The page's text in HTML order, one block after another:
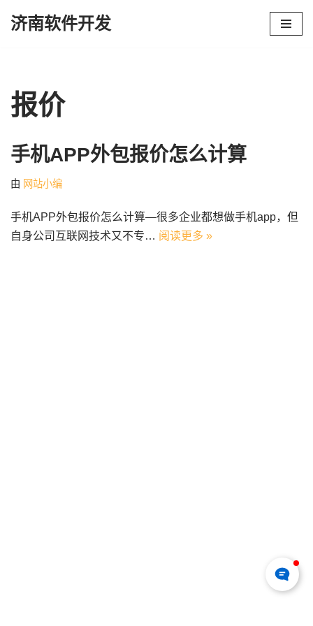
文
济南软件开发
报价
手机APP外包报价怎么计算
由 网站小编
手机APP外包报价怎么计算—很多企业都想做手机app，但
自身公司互联网技术又不专… 阅读更多 »